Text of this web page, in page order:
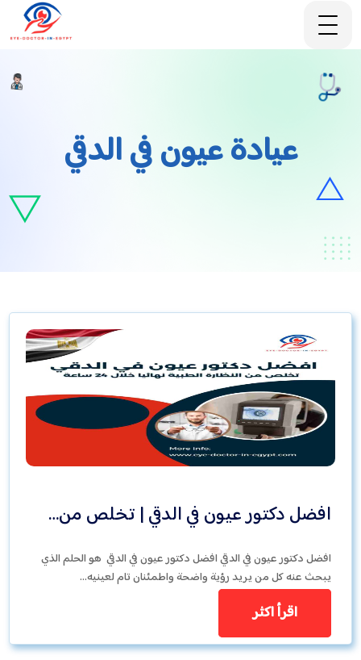
عيادة عيون في الدقي
افضل دكتور عيون في الدقي | تخلص من…
افضل دكتور عيون في الدقي افضل دكتور عيون في الدقي هو الحلم الذي
يبحث عنه كل من يريد رؤية واضحة واطمئنان تام لعينيه…
اقرأ اكثر